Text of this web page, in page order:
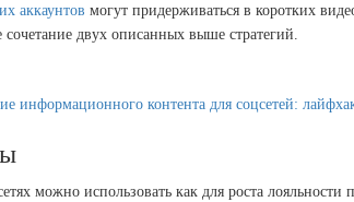
аккаунтов могут придерживаться в коротких
двух описанных выше стратегий.
информационного контента для соцсетей:
можно использовать как для роста